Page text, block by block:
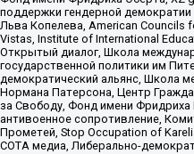
поддержки гендерной
Льва Копелева, American Councils
Vistas, Institute of International
Открытый диалог, Школа
государственной политики им
демократический альянс, Школа
Нормана Патерсона, Центр
за Свободу, Фонд имени
антивоенное сопротивление,
Прометей, Stop Occupation of
СОТА медиа, Либерально-